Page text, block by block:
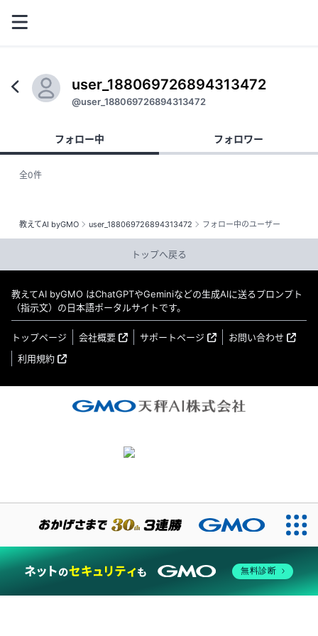
user_188069726894313472
@user_188069726894313472
フォロー中 フォロワー
全0件
教えてAI byGMO user_188069726894313472 フォロー中のユーザー
トップへ戻る
教えてAI byGMO はChatGPTやGeminiなどの生成AIに送るプロンプト
（指示文）の日本語ポータルサイトです。
トップページ 会社概要 サポートページ
お問い合わせ
利用規約
無料診断